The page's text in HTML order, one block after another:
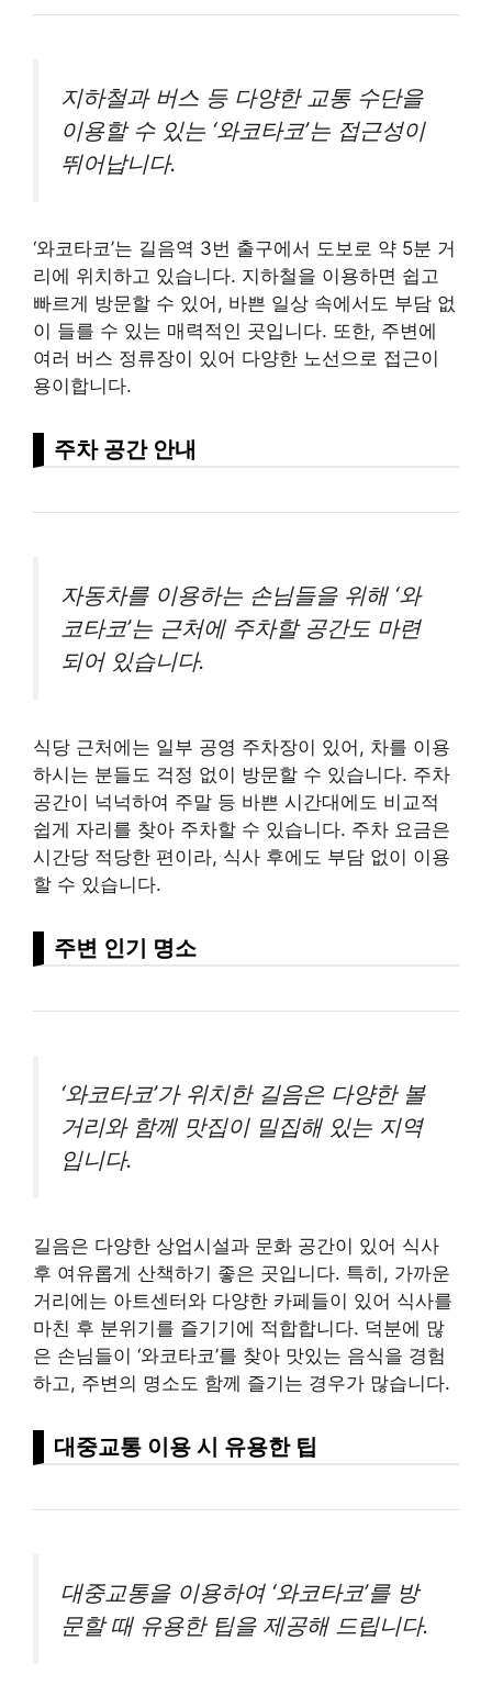
지하철과 버스 등 다양한 교통 수단을
이용할 수 있는 ‘와코타코’는 접근성이
뛰어납니다.
‘와코타코’는 길음역 3번 출구에서 도보로 약 5분 거
리에 위치하고 있습니다. 지하철을 이용하면 쉽고
빠르게 방문할 수 있어, 바쁜 일상 속에서도 부담 없
이 들를 수 있는 매력적인 곳입니다. 또한, 주변에
여러 버스 정류장이 있어 다양한 노선으로 접근이
용이합니다.
주차 공간 안내
자동차를 이용하는 손님들을 위해 ‘와
코타코’는 근처에 주차할 공간도 마련
되어 있습니다.
식당 근처에는 일부 공영 주차장이 있어, 차를 이용
하시는 분들도 걱정 없이 방문할 수 있습니다. 주차
공간이 넉넉하여 주말 등 바쁜 시간대에도 비교적
쉽게 자리를 찾아 주차할 수 있습니다. 주차 요금은
시간당 적당한 편이라, 식사 후에도 부담 없이 이용
할 수 있습니다.
주변 인기 명소
‘와코타코’가 위치한 길음은 다양한 볼
거리와 함께 맛집이 밀집해 있는 지역
입니다.
길음은 다양한 상업시설과 문화 공간이 있어 식사
후 여유롭게 산책하기 좋은 곳입니다. 특히, 가까운
거리에는 아트센터와 다양한 카페들이 있어 식사를
마친 후 분위기를 즐기기에 적합합니다. 덕분에 많
은 손님들이 ‘와코타코’를 찾아 맛있는 음식을 경험
하고, 주변의 명소도 함께 즐기는 경우가 많습니다.
대중교통 이용 시 유용한 팁
대중교통을 이용하여 ‘와코타코’를 방
문할 때 유용한 팁을 제공해 드립니다.